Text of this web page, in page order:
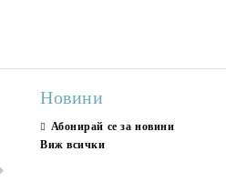
Гранитогрес LESY GREY
GOLD 60х120см, тип
СТЕННИ ПЛОЧКИ
30X90CM, ГЛАНЦ
Новини
Абонирай се за новини
Виж всички